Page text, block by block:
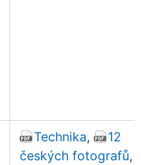
Technika,
12
českých fotografů,